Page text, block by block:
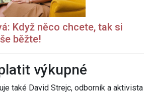
Když něco chcete, tak si
běžte!
výkupné
také David Strejc, odborník a aktivista